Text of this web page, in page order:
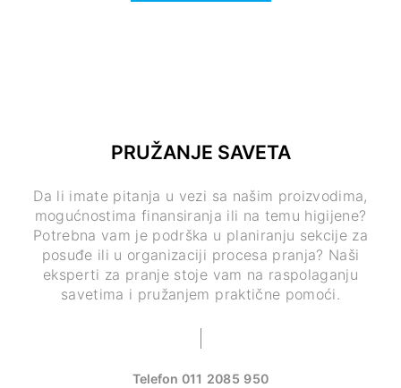
PRUŽANJE SAVETA
Da li imate pitanja u vezi sa našim proizvodima,
mogućnostima finansiranja ili na temu higijene?
Potrebna vam je podrška u planiranju sekcije za
posuđe ili u organizaciji procesa pranja? Naši
eksperti za pranje stoje vam na raspolaganju
savetima i pružanjem praktične pomoći.
Telefon 011 2085 950